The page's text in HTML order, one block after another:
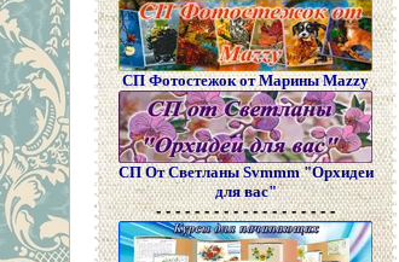
СП Фотостежок от Марины Mazzy
СП От Светланы Svmmm "Орхидеи
для вас"
- - - - - - - - - - - - - - - - - - -